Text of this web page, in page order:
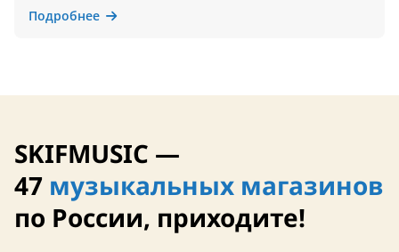
Подробнее
SKIFMUSIC —
47 музыкальных магазинов
по России, приходите!